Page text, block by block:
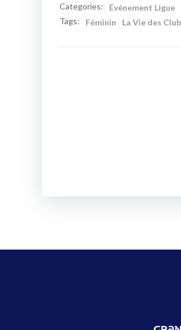
Categories: Événement Ligue
Tags:
Féminin La Vie des